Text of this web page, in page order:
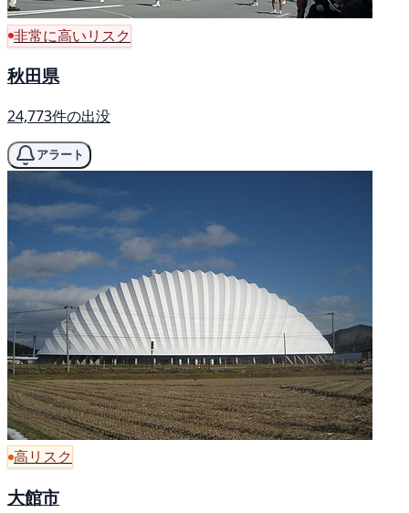
非常に高いリスク
秋田県
24,773件の出没
アラート
高リスク
大館市